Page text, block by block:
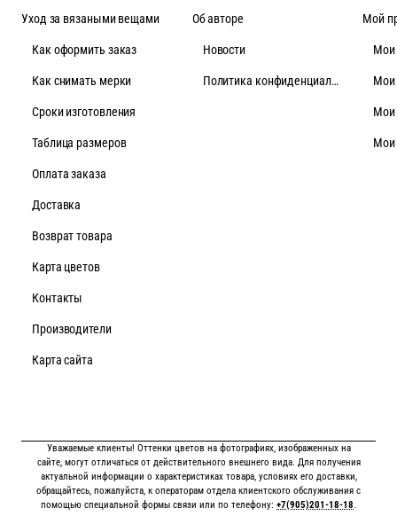
Уход за вязаными вещами
Как оформить заказ
Как снимать мерки
Cроки изготовления
Таблица размеров
Оплата заказа
Доставка
Возврат товара
Карта цветов
Контакты
Производители
Карта сайта
Об авторе
Новости
Политика конфиденциальности
Мой
Мои
Мои
Мои
Мои
Уважаемые клиенты! Оттенки цветов на фотографиях, изображенных на
сайте, могут отличаться от действительного внешнего вида. Для получения
актуальной информации о характеристиках товара, условиях его доставки,
обращайтесь, пожалуйста, к операторам отдела клиентского обслуживания с
помощью специальной формы связи или по телефону: +7(905)201-18-18.